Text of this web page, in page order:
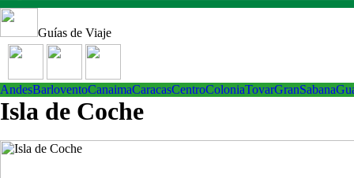
Guías de Viaje
AndesBarloventoCanaimaCaracasCentroColoniaTovarGranSabana
Isla de Coche